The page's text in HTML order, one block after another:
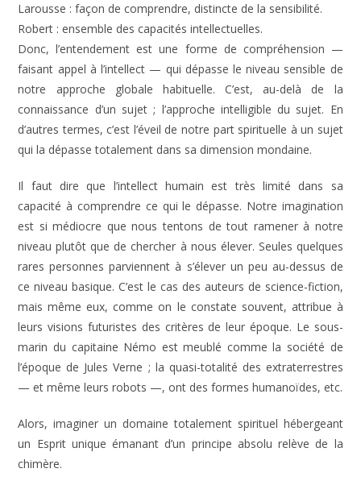
Larousse : façon de comprendre, distincte de la sensibilité.
Robert : ensemble des capacités intellectuelles.
Donc, l’entendement est une forme de compréhension —
faisant appel à l’intellect — qui dépasse le niveau sensible de
notre approche globale habituelle. C’est, au-delà de la
connaissance d’un sujet ; l’approche intelligible du sujet. En
d’autres termes, c’est l’éveil de notre part spirituelle à un sujet
qui la dépasse totalement dans sa dimension mondaine.
Il faut dire que l’intellect humain est très limité dans sa
capacité à comprendre ce qui le dépasse. Notre imagination
est si médiocre que nous tentons de tout ramener à notre
niveau plutôt que de chercher à nous élever. Seules quelques
rares personnes parviennent à s’élever un peu au-dessus de
ce niveau basique. C’est le cas des auteurs de science-fiction,
mais même eux, comme on le constate souvent, attribue à
leurs visions futuristes des critères de leur époque. Le sous-
marin du capitaine Némo est meublé comme la société de
l’époque de Jules Verne ; la quasi-totalité des extraterrestres
— et même leurs robots —, ont des formes humanoïdes, etc.
Alors, imaginer un domaine totalement spirituel hébergeant
un Esprit unique émanant d’un principe absolu relève de la
chimère.